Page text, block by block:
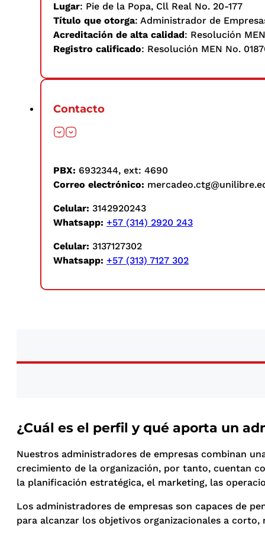
Lugar: Pie de la Popa, Cll Real No. 20-177
Título que otorga: Administrador de
Acreditación de alta calidad: Resolución
Registro calificado: Resolución MEN No.
Contacto
PBX: 6932344, ext: 4690
Correo electrónico:
Celular: 3142920243
Whatsapp: +57 (314) 2920 243
Celular: 3137127302
Whatsapp: +57 (313) 7127 302
¿Cuál es el perfil y qué aporta un
Nuestros administradores de empresas combinan
crecimiento de la organización, por tanto, cuentan
la planificación estratégica, el marketing, las
Los administradores de empresas son capaces de
para alcanzar los objetivos organizacionales a corto,